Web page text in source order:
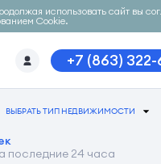
использовать сайт вы
Cookie.
+7 (863)
ВЫБРАТЬ ТИП НЕДВИЖИМОСТИ
последние 24 часа